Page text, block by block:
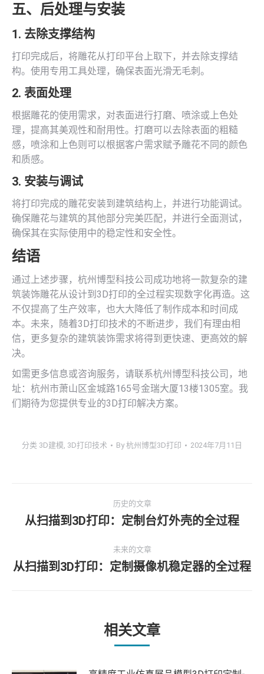
五、后处理与安装
1. 去除支撑结构
打印完成后，将雕花从打印平台上取下，并去除支撑结
构。使用专用工具处理，确保表面光滑无毛刺。
2. 表面处理
根据雕花的使用需求，对表面进行打磨、喷涂或上色处
理，提高其美观性和耐用性。打磨可以去除表面的粗糙
感，喷涂和上色则可以根据客户需求赋予雕花不同的颜色
和质感。
3. 安装与调试
将打印完成的雕花安装到建筑结构上，并进行功能调试。
确保雕花与建筑的其他部分完美匹配，并进行全面测试，
确保其在实际使用中的稳定性和安全性。
结语
通过上述步骤，杭州博型科技公司成功地将一款复杂的建
筑装饰雕花从设计到3D打印的全过程实现数字化再造。这
不仅提高了生产效率，也大大降低了制作成本和时间成
本。未来，随着3D打印技术的不断进步，我们有理由相
信，更多复杂的建筑装饰需求将得到更快速、更高效的解
决。
如需更多信息或咨询服务，请联系杭州博型科技公司，地
址：杭州市萧山区金城路165号金瑞大厦13楼1305室。我
们期待为您提供专业的3D打印解决方案。
分类 3D建模, 3D打印技术 By杭州博型3D打印 2024年7月11日
章
航
历史的文章
历
的
文
从扫描到3D打印：定制台灯外壳的全过程
未来的文章
未
章：
从扫描到3D打印：定制摄像机稳定器的全过程
相关文章